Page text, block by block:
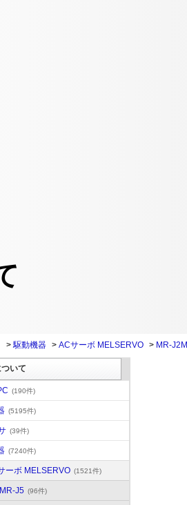
>駆動機器 > ACサーボ MELSERVO > MR-J2M
いて
(190件)
(5195件)
(39件)
(7240件)
ーボ MELSERVO (1521件)
MR-J5 (96件)